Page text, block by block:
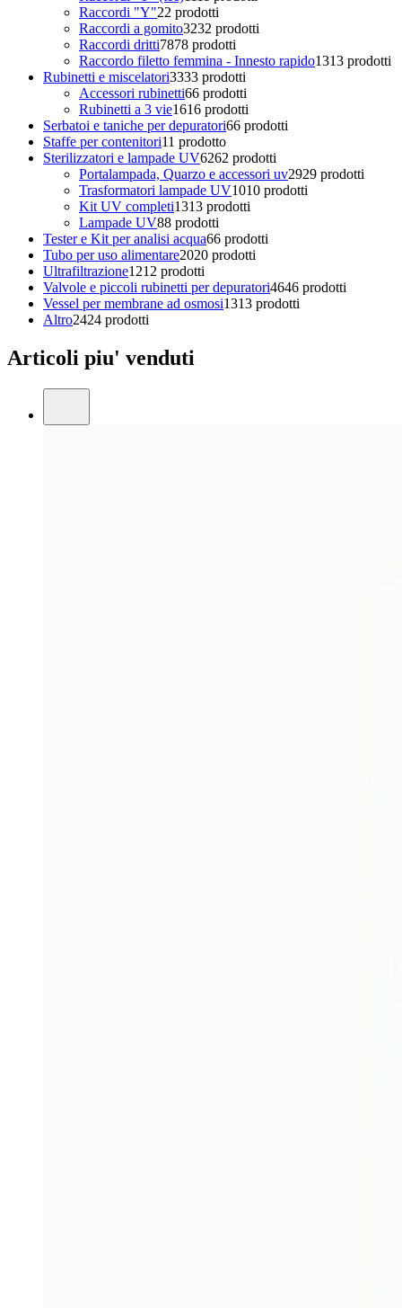
Raccordi "Y"22 prodotti
Raccordi a gomito3232 prodotti
Raccordi dritti7878 prodotti
Raccordo filetto femmina - Innesto rapido1313 prodotti
Rubinetti e miscelatori3333 prodotti
Accessori rubinetti66 prodotti
Rubinetti a 3 vie1616 prodotti
Serbatoi e taniche per depuratori66 prodotti
Staffe per contenitori11 prodotto
Sterilizzatori e lampade UV6262 prodotti
Portalampada, Quarzo e accessori uv2929 prodotti
Trasformatori lampade UV1010 prodotti
Kit UV completi1313 prodotti
Lampade UV88 prodotti
Tester e Kit per analisi acqua66 prodotti
Tubo per uso alimentare2020 prodotti
Ultrafiltrazione1212 prodotti
Valvole e piccoli rubinetti per depuratori4646 prodotti
Vessel per membrane ad osmosi1313 prodotti
Altro2424 prodotti
Articoli piu' venduti